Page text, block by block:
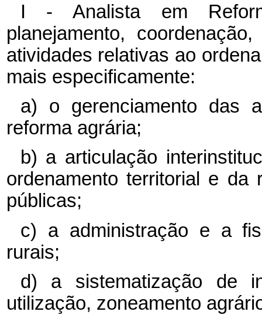
I - Analista em
planejamento,
atividades relativas ao
mais especificamente:
a) o gerenciamento das
reforma agrária;
b) a articulação
ordenamento territorial e da
públicas;
c) a administração e a
rurais;
d) a sistematização de
utilização, zoneamento